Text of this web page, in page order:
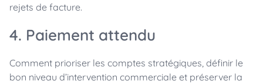
rejets de facture.
4. Paiement attendu
Comment prioriser les comptes stratégiques, définir le
bon niveau d’intervention commerciale et préserver la